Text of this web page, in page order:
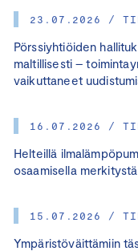
23.07.2026 /
Pörssiyhtiöiden
maltillisesti –
vaikuttaneet
16.07.2026 /
Helteillä
osaamisella merkitystä
15.07.2026 /
Ympäristöväittämiin